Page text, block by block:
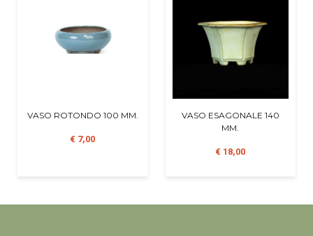
VASO ROTONDO 100 MM.
€ 7,00
VASO ESAGONALE 140
MM.
€ 18,00